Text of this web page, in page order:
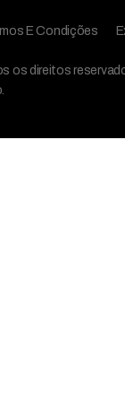
E Condições
os direitos